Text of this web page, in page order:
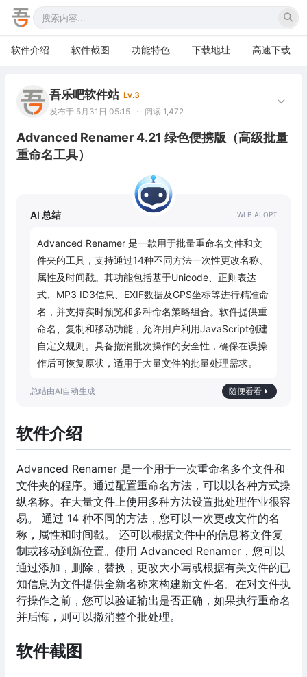
软件介绍 软件截图 功能特色 下载地址 高速下载
吾乐吧软件站 Lv.3
发布于 5月31日 05:15
· 阅读 1,472
Advanced Renamer 4.21 绿色便携版（高级批量
重命名工具）
AI 总结
Advanced Renamer 是一款用于批量重命名文件和文
件夹的工具，支持通过14种不同方法一次性更改名称、
属性及时间戳。其功能包括基于Unicode、正则表达
式、MP3 ID3信息、EXIF数据及GPS坐标等进行精准命
名，并支持实时预览和多种命名策略组合。软件提供重
命名、复制和移动功能，允许用户利用JavaScript创建
自定义规则。具备撤消批次操作的安全性，确保在误操
作后可恢复原状，适用于大量文件的批量处理需求。
随便看看
软件介绍
Advanced Renamer 是一个用于一次重命名多个文件和
文件夹的程序。通过配置重命名方法，可以以各种方式操
纵名称。在大量文件上使用多种方法设置批处理作业很容
易。 通过 14 种不同的方法，您可以一次更改文件的名
称，属性和时间戳。 还可以根据文件中的信息将文件复
制或移动到新位置。使用 Advanced Renamer，您可以
通过添加，删除，替换，更改大小写或根据有关文件的已
知信息为文件提供全新名称来构建新文件名。在对文件执
行操作之前，您可以验证输出是否正确，如果执行重命名
并后悔，则可以撤消整个批处理。
软件截图